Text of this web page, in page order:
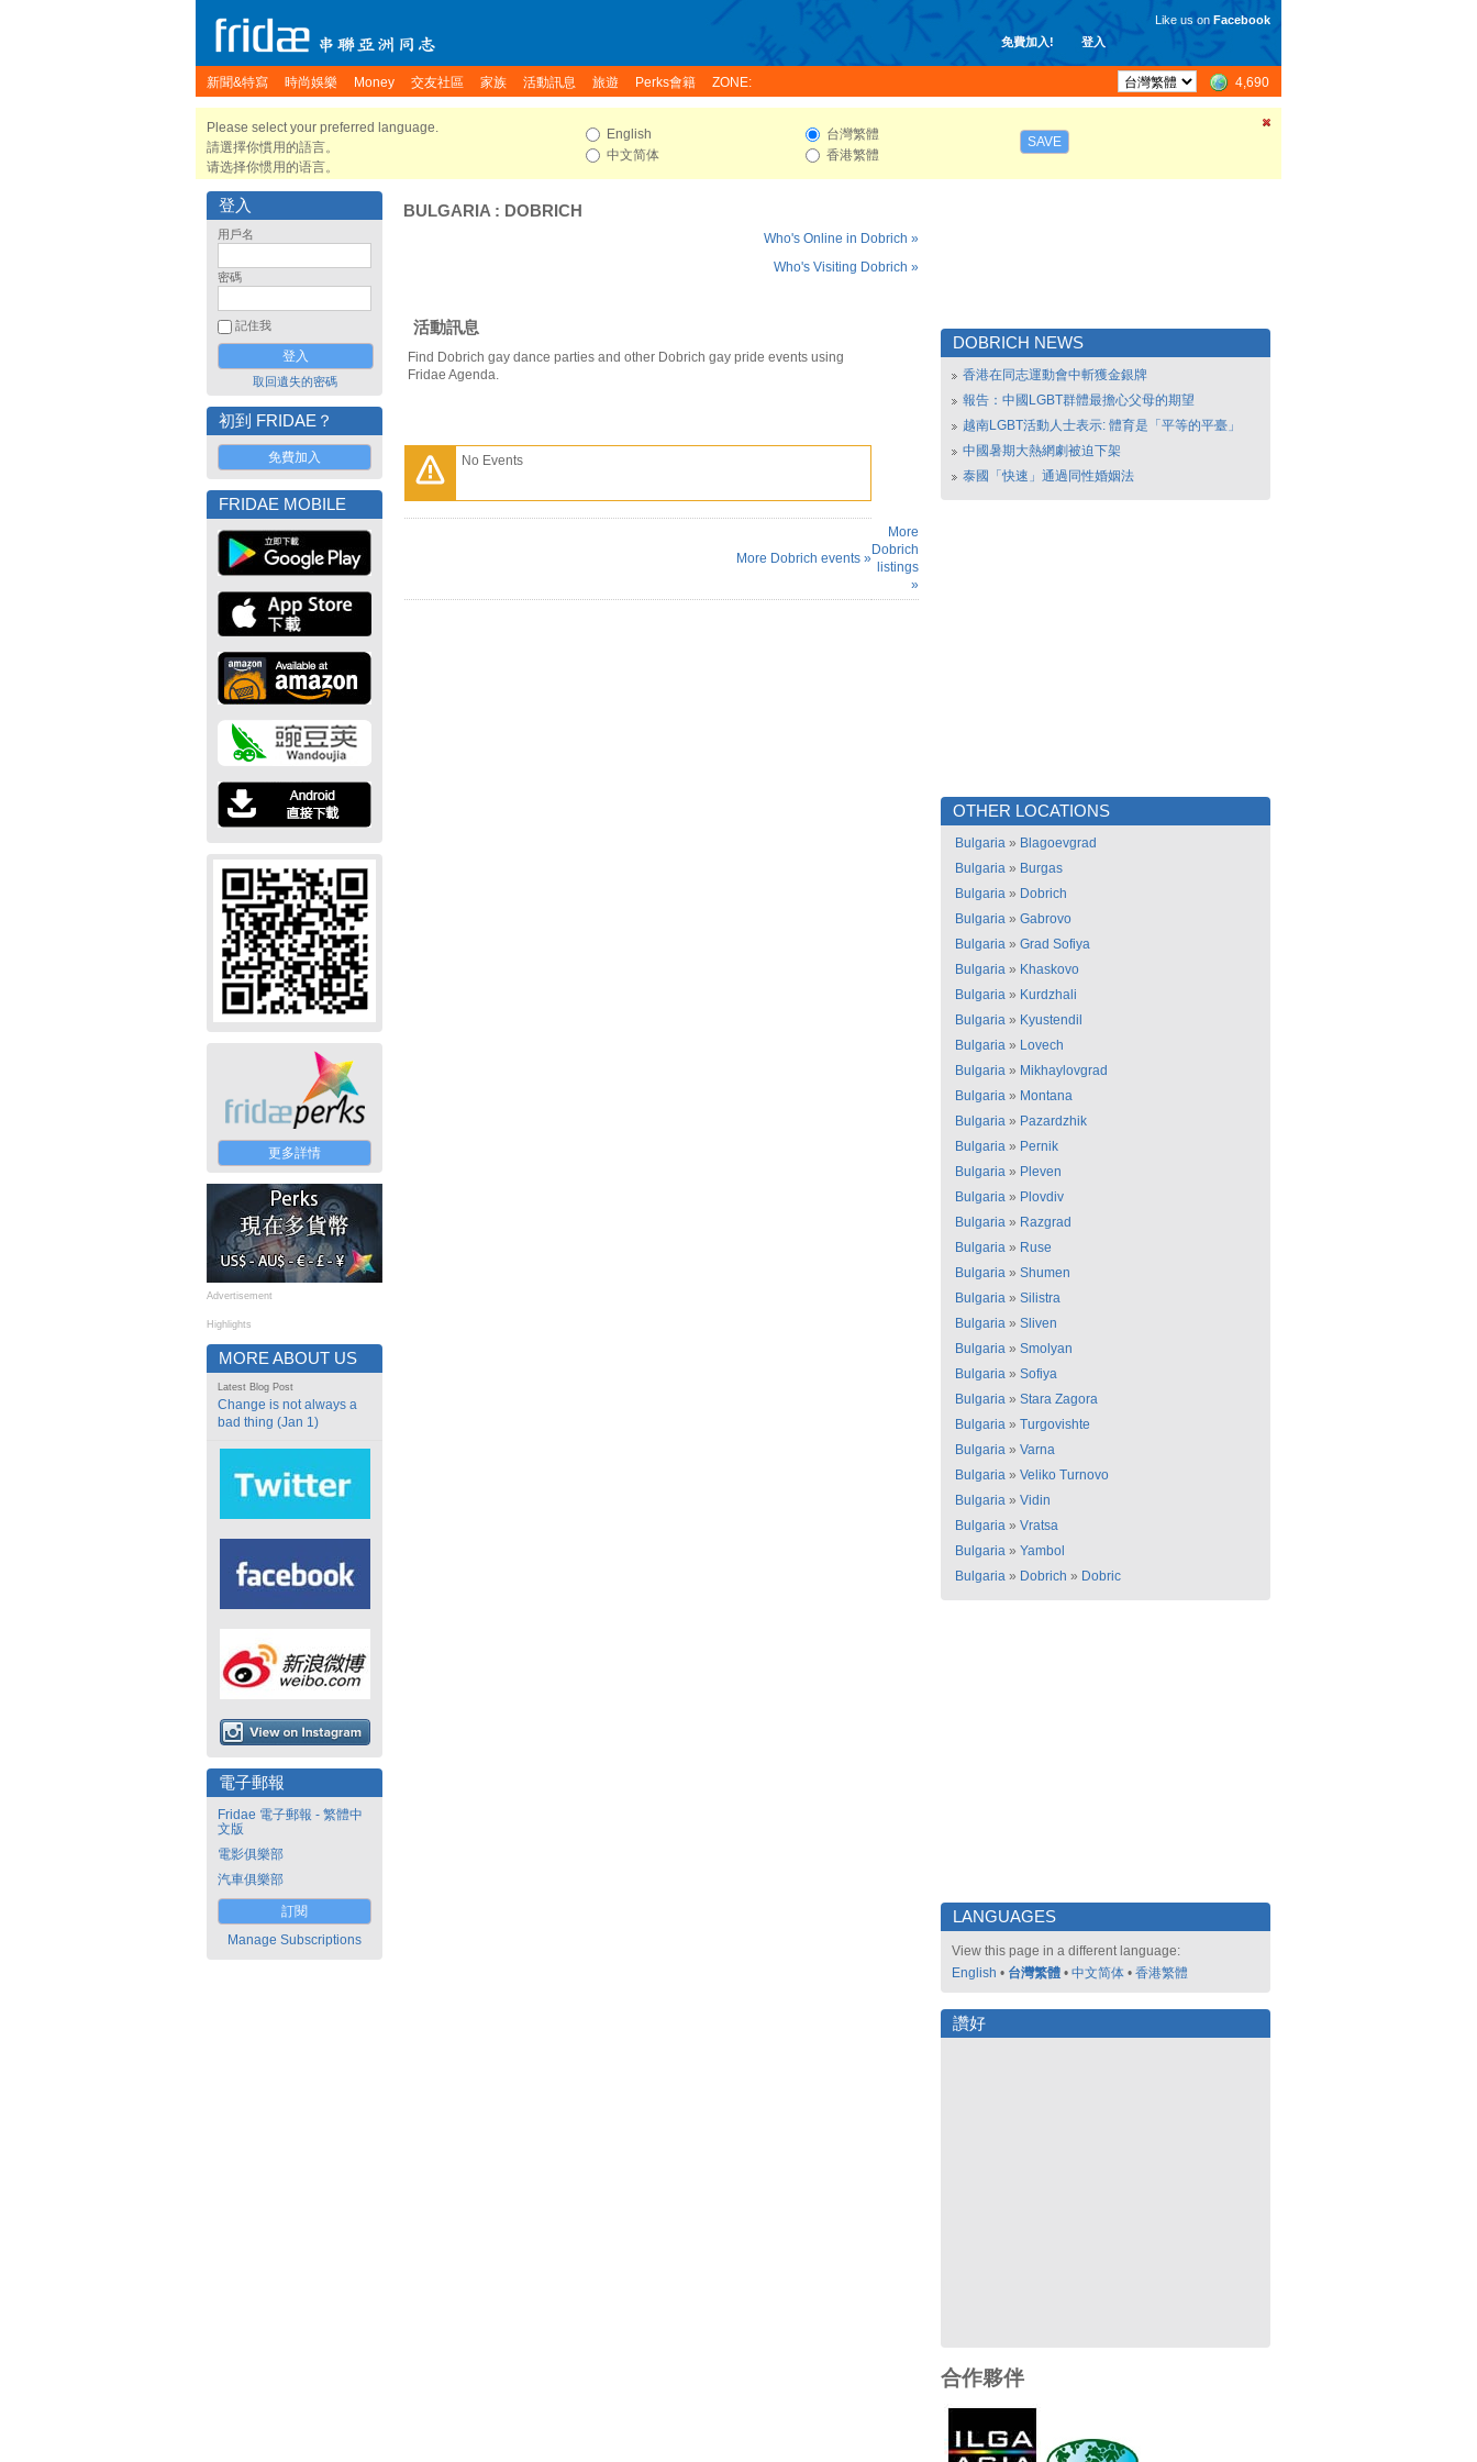
免費加入! 登入
Like us on Facebook
新聞&特寫 時尚娛樂 Money 交友社區 家族 活動訊息 旅遊 Perks會籍 ZONE: 4,690
Please select your preferred language.
請選擇你慣用的語言。
请选择你惯用的语言。
English
中文简体
台灣繁體
香港繁體
SAVE
登入
用戶名
密碼
記住我
取回遺失的密碼
初到 FRIDAE？
免費加入
FRIDAE MOBILE
更多詳情
Advertisement
Highlights
MORE ABOUT US
Latest Blog Post
Change is not always a
bad thing (Jan 1)
電子郵報
Fridae 電子郵報 - 繁體中
文版
電影俱樂部
汽車俱樂部
訂閱
Manage Subscriptions
BULGARIA : DOBRICH
Who's Online in Dobrich »
Who's Visiting Dobrich »
活動訊息
Find Dobrich gay dance parties and other Dobrich gay pride events using
Fridae Agenda.
No Events
More Dobrich events »
More
Dobrich
listings
»
DOBRICH NEWS
香港在同志運動會中斬獲金銀牌
報告：中國LGBT群體最擔心父母的期望
越南LGBT活動人士表示: 體育是「平等的平臺」
中國暑期大熱網劇被迫下架
泰國「快速」通過同性婚姻法
OTHER LOCATIONS
Bulgaria » Blagoevgrad
Bulgaria » Burgas
Bulgaria » Dobrich
Bulgaria » Gabrovo
Bulgaria » Grad Sofiya
Bulgaria » Khaskovo
Bulgaria » Kurdzhali
Bulgaria » Kyustendil
Bulgaria » Lovech
Bulgaria » Mikhaylovgrad
Bulgaria » Montana
Bulgaria » Pazardzhik
Bulgaria » Pernik
Bulgaria » Pleven
Bulgaria » Plovdiv
Bulgaria » Razgrad
Bulgaria » Ruse
Bulgaria » Shumen
Bulgaria » Silistra
Bulgaria » Sliven
Bulgaria » Smolyan
Bulgaria » Sofiya
Bulgaria » Stara Zagora
Bulgaria » Turgovishte
Bulgaria » Varna
Bulgaria » Veliko Turnovo
Bulgaria » Vidin
Bulgaria » Vratsa
Bulgaria » Yambol
Bulgaria » Dobrich » Dobric
LANGUAGES
View this page in a different language:
English • 台灣繁體 • 中文简体 • 香港繁體
讚好
合作夥伴